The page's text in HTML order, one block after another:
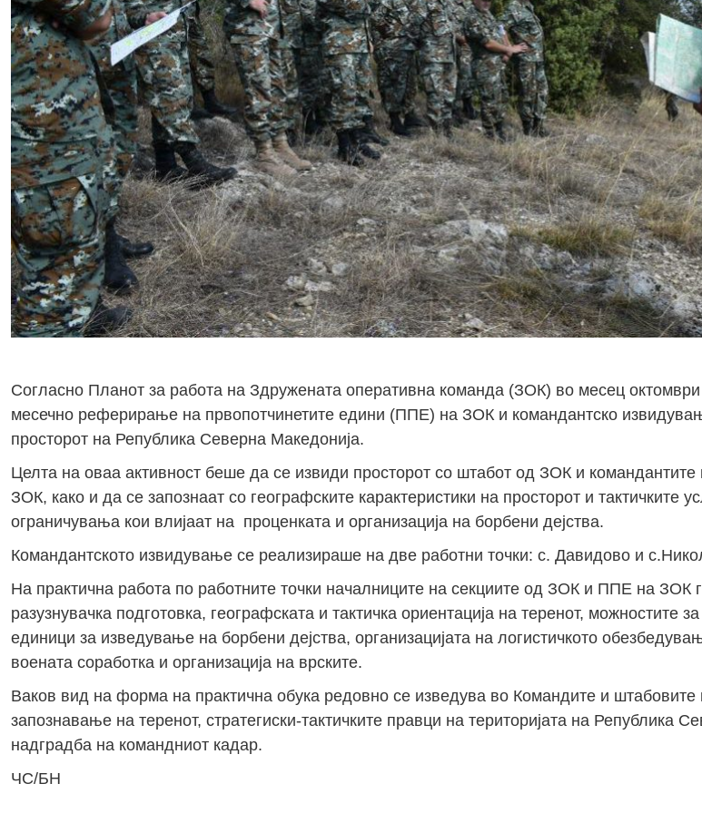
Согласно Планот за работа на Здружената оперативна команда (ЗОК) во месец
месечно реферирање на првопотчинетите едини (ППЕ) на ЗОК и командантско
просторот на Република Северна Македонија.
Целта на оваа активност беше да се извиди просторот со штабот од ЗОК и командантите
ЗОК, како и да се запознаат со географските карактеристики на просторот и тактичките
ограничувања кои влијаат на проценката и организација на борбени дејства.
Командантското извидување се реализираше на две работни точки: с. Давидово и
На практична работа по работните точки началниците на секциите од ЗОК и ППЕ на ЗОК
разузнувачка подготовка, географската и тактичка ориентација на теренот, можностите
единици за изведување на борбени дејства, организацијата на логистичкото
воената соработка и организација на врските.
Ваков вид на форма на практична обука редовно се изведува во Командите и штабовите
запознавање на теренот, стратегиски-тактичките правци на територијата на Република
надградба на командниот кадар.
ЧС/БН